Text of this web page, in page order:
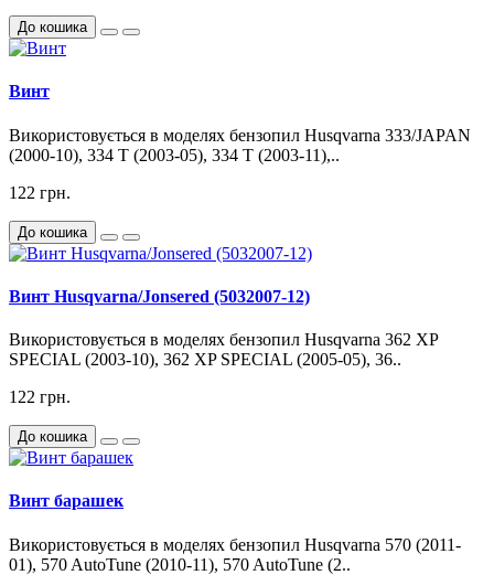
До кошика
Винт
Використовується в моделях бензопил Husqvarna 333/JAPAN
(2000-10), 334 T (2003-05), 334 T (2003-11),..
122 грн.
До кошика
Винт Husqvarna/Jonsered (5032007-12)
Використовується в моделях бензопил Husqvarna 362 XP
SPECIAL (2003-10), 362 XP SPECIAL (2005-05), 36..
122 грн.
До кошика
Винт барашек
Використовується в моделях бензопил Husqvarna 570 (2011-
01), 570 AutoTune (2010-11), 570 AutoTune (2..